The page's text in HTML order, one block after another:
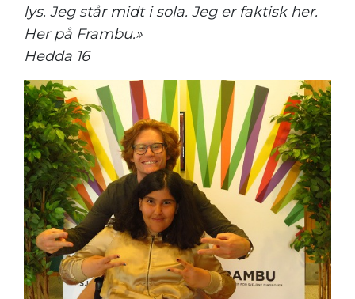
lys. Jeg står midt i sola. Jeg er faktisk her.
Her på Frambu.»
Hedda 16